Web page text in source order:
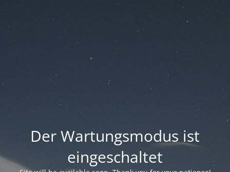
Der Wartungsmodus ist
eingeschaltet